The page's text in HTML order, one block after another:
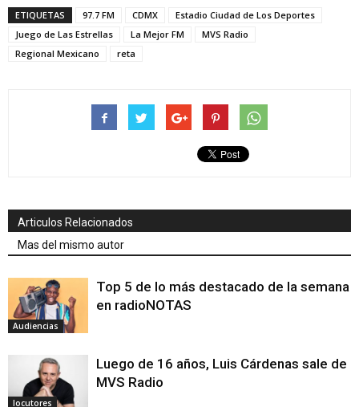
ETIQUETAS 97.7 FM CDMX
Estadio Ciudad de Los Deportes
Juego de Las Estrellas
La Mejor FM
MVS Radio
Regional Mexicano
reta
Articulos Relacionados
Mas del mismo autor
Audiencias
Top 5 de lo más destacado de la semana
en radioNOTAS
locutores
Luego de 16 años, Luis Cárdenas sale de
MVS Radio